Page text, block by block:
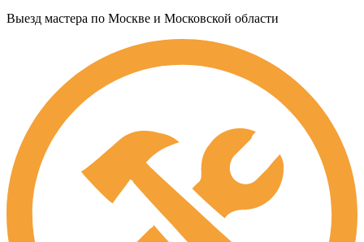
Выезд мастера по Москве и Московской области